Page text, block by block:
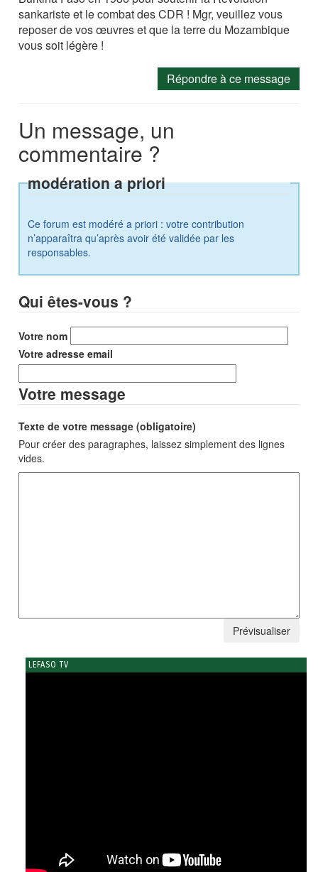
sankariste et le combat des CDR ! Mgr, veuillez vous
reposer de vos œuvres et que la terre du Mozambique
vous soit légère !
Répondre à ce message
Un message, un
commentaire ?
modération a priori
Ce forum est modéré a priori : votre contribution
n’apparaîtra qu’après avoir été validée par les
responsables.
Qui êtes-vous ?
Votre nom
Votre adresse email
Votre message
Texte de votre message (obligatoire)
Pour créer des paragraphes, laissez simplement des lignes
vides.
LEFASO TV